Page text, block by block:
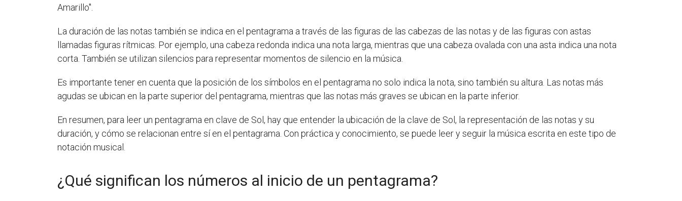
Amarillo".
La duración de las notas también se indica en el pentagrama a través de las figuras de las cabezas de las notas y de las figuras con astas
llamadas figuras rítmicas. Por ejemplo, una cabeza redonda indica una nota larga, mientras que una cabeza ovalada con una asta indica una nota
corta. También se utilizan silencios para representar momentos de silencio en la música.
Es importante tener en cuenta que la posición de los símbolos en el pentagrama no solo indica la nota, sino también su altura. Las notas más
agudas se ubican en la parte superior del pentagrama, mientras que las notas más graves se ubican en la parte inferior.
En resumen, para leer un pentagrama en clave de Sol, hay que entender la ubicación de la clave de Sol, la representación de las notas y su
duración, y cómo se relacionan entre sí en el pentagrama. Con práctica y conocimiento, se puede leer y seguir la música escrita en este tipo de
notación musical.
¿Qué significan los números al inicio de un pentagrama?